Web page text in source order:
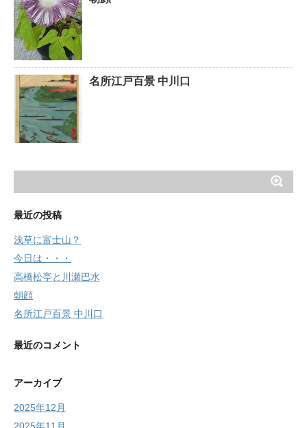
名所江戸百景 中川口
最近の投稿
浅草に富士山？
今日は・・・
高橋松亭と川瀬巴水
朝顔
名所江戸百景 中川口
最近のコメント
アーカイブ
2025年12月